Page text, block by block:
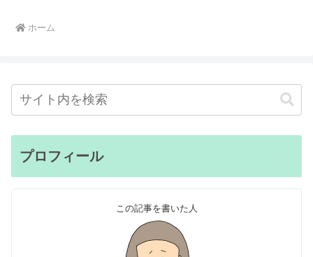
ホーム
プロフィール
この記事を書いた人